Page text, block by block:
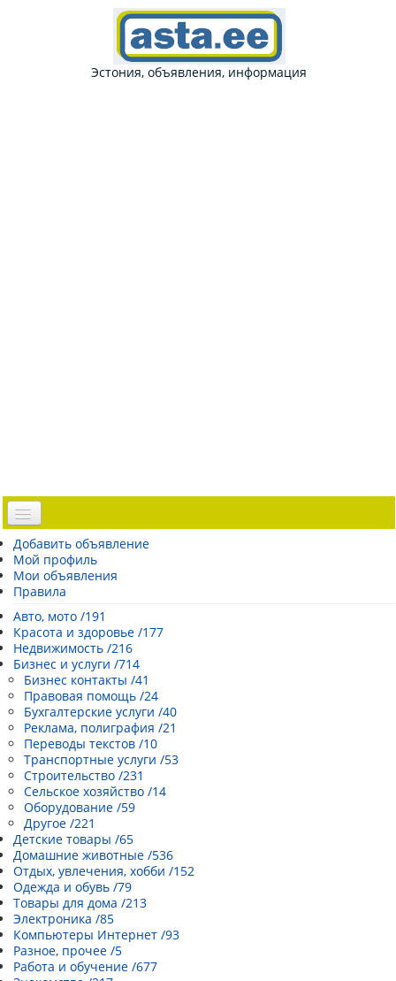
Эстония, объявления, информация
Доска объявлений
Погода Эстонии
Открытки
Каталог сайтов
| Регистрация |
Добавить объявление
Мой профиль
Мои объявления
Правила
Авто, мото /191
Красота и здоровье /177
Недвижимость /216
Бизнес и услуги /714
Бизнес контакты /41
Правовая помощь /24
Бухгалтерские услуги /40
Реклама, полиграфия /21
Переводы текстов /10
Транспортные услуги /53
Строительство /231
Сельское хозяйство /14
Оборудование /59
Другое /221
Детские товары /65
Домашние животные /536
Отдых, увлечения, хобби /152
Одежда и обувь /79
Товары для дома /213
Электроника /85
Компьютеры Интернет /93
Разное, прочее /5
Работа и обучение /677